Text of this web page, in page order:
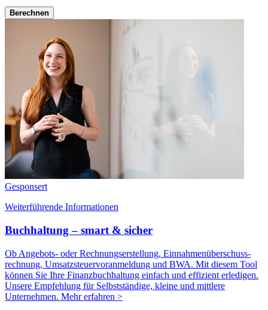
Berechnen
Gesponsert
Weiterführende Informationen
Buchhaltung – smart & sicher
Ob Angebots- oder Rechnungserstellung, Einnahmenüberschuss­
rechnung, Umsatzsteuer­voranmeldung und BWA. Mit diesem Tool
können Sie Ihre Finanz­buchhaltung einfach und effizient erledigen.
Unsere Empfehlung für Selbstständige, kleine und mittlere
Unternehmen. Mehr erfahren >